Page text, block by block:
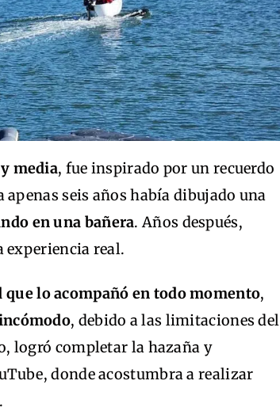
media, fue inspirado por un recuerdo
seis años había dibujado una
en una bañera. Años después,
experiencia real.
que lo acompañó en todo momento,
, debido a las limitaciones del
logró completar la hazaña y
donde acostumbra a realizar